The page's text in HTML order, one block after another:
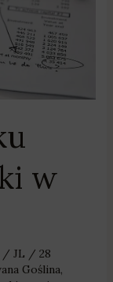
w
JL / 28
Goślina,